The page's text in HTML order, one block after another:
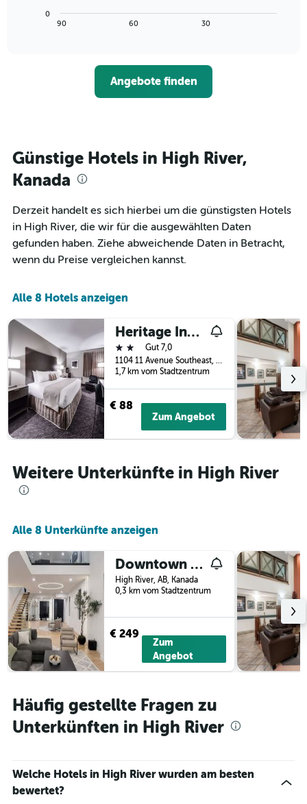
Wochentage
anzeigt.
Zimmerpreis
anzeigt.
zeigt,
näher
das
Aufenthaltsdatum
rückt.
Diagramm
hat
1
die
der
Tage
vor
dem
Aufenthalt
anzeigt
Das
Diagramm
hat
1
die
den
anzeigt
90 60 30
0
Angebote finden
Günstige Hotels in High River,
Kanada
Derzeit handelt es sich hierbei um die günstigsten Hotels
in High River, die wir für die ausgewählten Daten
gefunden haben. Ziehe abweichende Daten in Betracht,
wenn du Preise vergleichen kannst.
Alle 8 Hotels anzeigen
Heritage Inn Hotel And Convention Centre
2 SterneGut 7,0
1104 11 Avenue Southeast, High River, AB, Kanada
1,7 km vom Stadtzentrum
€ 88
Zum Angebot
Weitere Unterkünfte in High River
Alle 8 Unterkünfte anzeigen
Downtown Luxe Stay - High River
High River, AB, Kanada
0,3 km vom Stadtzentrum
€ 249
Zum
Angebot
Häufig gestellte Fragen zu
Unterkünften in High River
Welche Hotels in High River wurden am besten
bewertet?